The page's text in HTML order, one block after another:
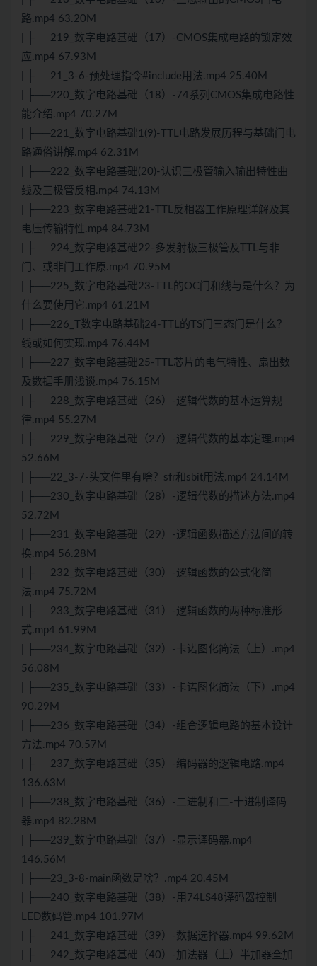
路.mp4 63.20M
| ├──219_数字电路基础（17）-CMOS集成电路的锁定效
应.mp4 67.93M
| ├──21_3-6-预处理指令#include用法.mp4 25.40M
| ├──220_数字电路基础（18）-74系列CMOS集成电路性
能介绍.mp4 70.27M
| ├──221_数字电路基础1(9)-TTL电路发展历程与基础门电
路通俗讲解.mp4 62.31M
| ├──222_数字电路基础(20)-认识三极管输入输出特性曲
线及三极管反相.mp4 74.13M
| ├──223_数字电路基础21-TTL反相器工作原理详解及其
电压传输特性.mp4 84.73M
| ├──224_数字电路基础22-多发射极三极管及TTL与非
门、或非门工作原.mp4 70.95M
| ├──225_数字电路基础23-TTL的OC门和线与是什么？为
什么要使用它.mp4 61.21M
| ├──226_T数字电路基础24-TTL的TS门三态门是什么？
线或如何实现.mp4 76.44M
| ├──227_数字电路基础25-TTL芯片的电气特性、扇出数
及数据手册浅谈.mp4 76.15M
| ├──228_数字电路基础（26）-逻辑代数的基本运算规
律.mp4 55.27M
| ├──229_数字电路基础（27）-逻辑代数的基本定理.mp4
52.66M
| ├──22_3-7-头文件里有啥？sfr和sbit用法.mp4 24.14M
| ├──230_数字电路基础（28）-逻辑代数的描述方法.mp4
52.72M
| ├──231_数字电路基础（29）-逻辑函数描述方法间的转
换.mp4 56.28M
| ├──232_数字电路基础（30）-逻辑函数的公式化简
法.mp4 75.72M
| ├──233_数字电路基础（31）-逻辑函数的两种标准形
式.mp4 61.99M
| ├──234_数字电路基础（32）-卡诺图化简法（上）.mp4
56.08M
| ├──235_数字电路基础（33）-卡诺图化简法（下）.mp4
90.29M
| ├──236_数字电路基础（34）-组合逻辑电路的基本设计
方法.mp4 70.57M
| ├──237_数字电路基础（35）-编码器的逻辑电路.mp4
136.63M
| ├──238_数字电路基础（36）-二进制和二-十进制译码
器.mp4 82.28M
| ├──239_数字电路基础（37）-显示译码器.mp4
146.56M
| ├──23_3-8-main函数是啥？.mp4 20.45M
| ├──240_数字电路基础（38）-用74LS48译码器控制
LED数码管.mp4 101.97M
| ├──241_数字电路基础（39）-数据选择器.mp4 99.62M
| ├──242_数字电路基础（40）-加法器（上）半加器全加